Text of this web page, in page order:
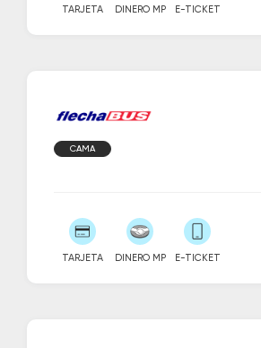
TARJETA DINERO MP E-TICKET
CAMA
TARJETA DINERO MP E-TICKET